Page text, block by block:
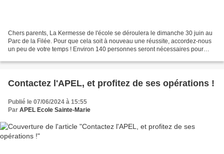
Chers parents, La Kermesse de l'école se déroulera le dimanche 30 juin au
Parc de la Filée. Pour que cela soit à nouveau une réussite, accordez-nous
un peu de votre temps ! Environ 140 personnes seront nécessaires pour
Contactez l'APEL, et profitez de ses opérations !
Publié le 07/06/2024 à 15:55
Par APEL Ecole Sainte-Marie